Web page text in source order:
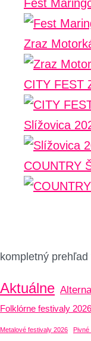
Fest
Zraz
CITY FEST
Slížovica
COUNTRY
kompletný
Aktuálne
Folklórne festivaly 2026
Metalové festivaly 2026 Pivné